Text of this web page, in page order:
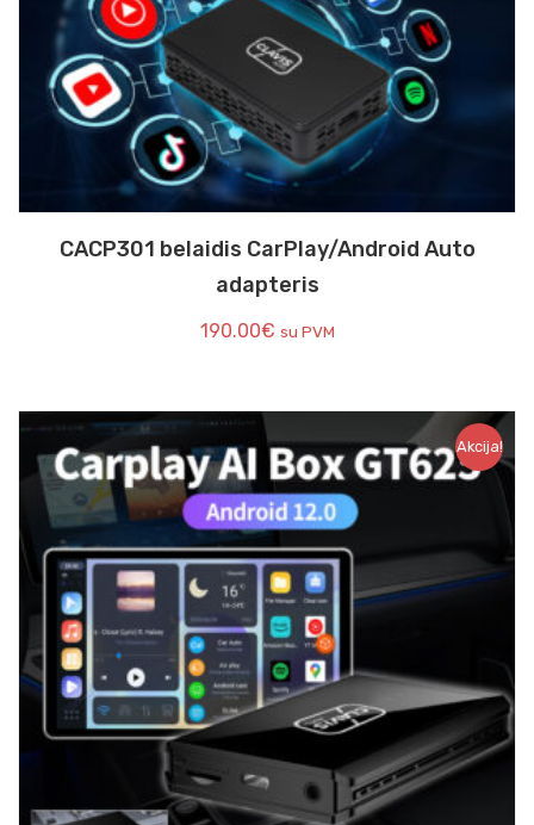
CACP301 belaidis CarPlay/Android Auto
adapteris
190.00€ su PVM
Akcija!